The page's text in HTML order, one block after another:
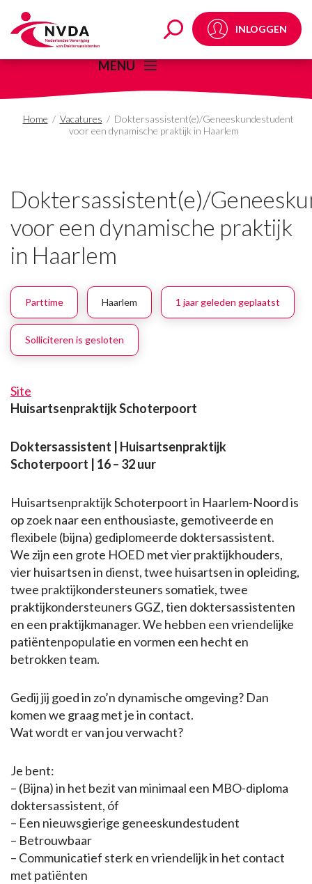
Doktersassistent(e)/
INLOGGEN
MENU
Home / Vacatures / Doktersassistent(e)/Geneeskundestudent
voor een dynamische praktijk in Haarlem
Doktersassistent(e)/
voor een dynamische praktijk
in Haarlem
Parttime Haarlem 1 jaar geleden geplaatst
Solliciteren is gesloten
Site
Huisartsenpraktijk Schoterpoort
Doktersassistent | Huisartsenpraktijk
Schoterpoort | 16 – 32 uur
Huisartsenpraktijk Schoterpoort in Haarlem-Noord is
op zoek naar een enthousiaste, gemotiveerde en
flexibele (bijna) gediplomeerde doktersassistent.
We zijn een grote HOED met vier praktijkhouders,
vier huisartsen in dienst, twee huisartsen in opleiding,
twee praktijkondersteuners somatiek, twee
praktijkondersteuners GGZ, tien doktersassistenten
en een praktijkmanager. We hebben een vriendelijke
patiëntenpopulatie en vormen een hecht en
betrokken team.
Gedij jij goed in zo’n dynamische omgeving? Dan
komen we graag met je in contact.
Wat wordt er van jou verwacht?
Je bent:
– (Bijna) in het bezit van minimaal een MBO-diploma
doktersassistent, óf
– Een nieuwsgierige geneeskundestudent
– Betrouwbaar
– Communicatief sterk en vriendelijk in het contact
met patiënten